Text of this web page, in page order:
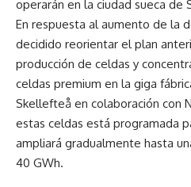
operarán en la ciudad sueca de
En respuesta al aumento de la
decidido reorientar el plan
producción de celdas y
celdas premium en la giga
Skellefteå en colaboración con
estas celdas está programada
ampliará gradualmente hasta
40 GWh.